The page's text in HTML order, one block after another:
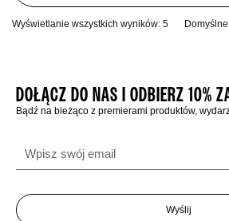
Wyświetlanie wszystkich wyników: 5
DOŁĄCZ DO NAS I ODBIERZ 10%
Bądź na bieżąco z premierami produktów,
Wyślij